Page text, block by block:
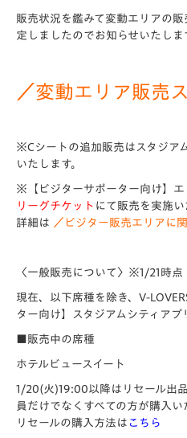
販売状況を鑑みて変動エリアの
定しましたのでお知らせいたしま
／変動エリア販売
※Cシートの追加販売はスタジア
いたします。
※【ビジターサポーター向け】エ
リーグチケット にて販売を実施い
詳細は ／ビジター販売エリアに
〈一般販売について〉※1/21時点
現在、以下席種を除き、V-
ター向け】スタジアムシティアプ
■販売中の席種
ホテルビュースイート
1/20(火)19:00以降はリセール出
員だけでなくすべての方が購入い
リセールの購入方法は こちら